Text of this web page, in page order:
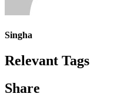
Singha
Relevant Tags
Share